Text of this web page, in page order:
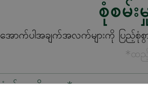
စုံစမ်း
အောက်ပါအချက်အလက်များကို ပြည့်စုံစွာ
*ထ
စုံစမ်းမှုအမျိုးအစား*